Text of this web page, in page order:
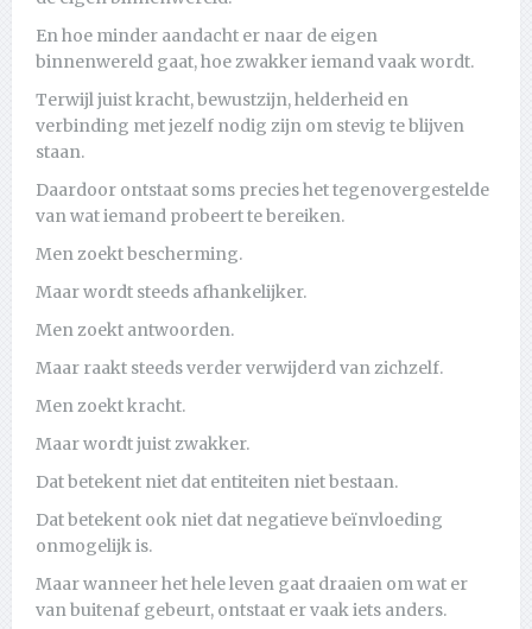
En hoe minder aandacht er naar de eigen
binnenwereld gaat, hoe zwakker iemand vaak wordt.
Terwijl juist kracht, bewustzijn, helderheid en
verbinding met jezelf nodig zijn om stevig te blijven
staan.
Daardoor ontstaat soms precies het tegenovergestelde
van wat iemand probeert te bereiken.
Men zoekt bescherming.
Maar wordt steeds afhankelijker.
Men zoekt antwoorden.
Maar raakt steeds verder verwijderd van zichzelf.
Men zoekt kracht.
Maar wordt juist zwakker.
Dat betekent niet dat entiteiten niet bestaan.
Dat betekent ook niet dat negatieve beïnvloeding
onmogelijk is.
Maar wanneer het hele leven gaat draaien om wat er
van buitenaf gebeurt, ontstaat er vaak iets anders.